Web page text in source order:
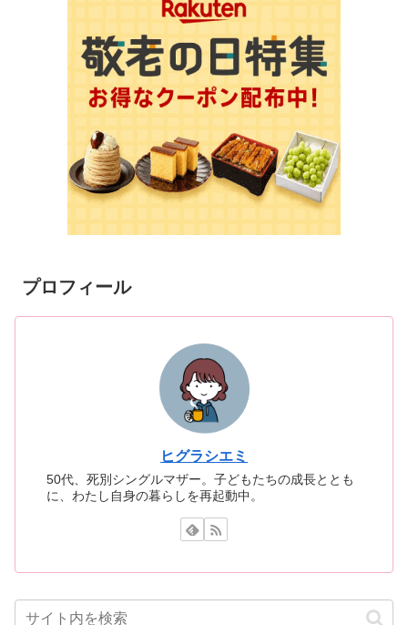
プロフィール
ヒグラシエミ
50代、死別シングルマザー。子どもたちの成長ととも
に、わたし自身の暮らしを再起動中。